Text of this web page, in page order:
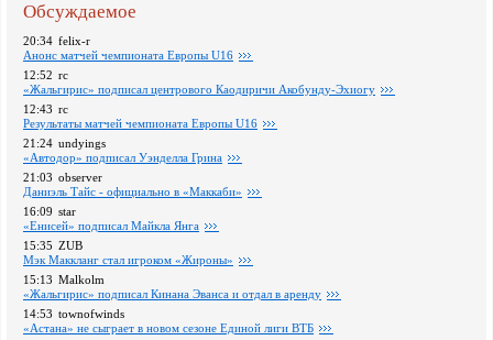
Обсуждаемое
20:34 felix-r
Анонс матчей чемпионата Европы U16
12:52 rc
«Жальгирис» подписал центрового Каодиричи Акобунду-Эхиогу
12:43 rc
Pезультаты матчей чемпионата Европы U16
21:24 undyings
«Автодор» подписал Уэнделла Грина
21:03 observer
Даниэль Тайс - официально в «Маккаби»
16:09 star
«Енисей» подписал Майкла Янга
15:35 ZUB
Мэк Маккланг стал игроком «Жироны»
15:13 Malkolm
«Жальгирис» подписал Кинана Эванса и отдал в аренду
14:53 townofwinds
«Астана» не сыграет в новом сезоне Единой лиги ВТБ